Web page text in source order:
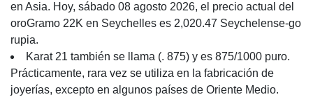
en Asia. Hoy, sábado 08 agosto 2026, el precio actual del
oroGramo 22K en Seychelles es 2,020.47 Seychelense-go
rupia.
Karat 21 también se llama (. 875) y es 875/1000 puro.
Prácticamente, rara vez se utiliza en la fabricación de
joyerías, excepto en algunos países de Oriente Medio.